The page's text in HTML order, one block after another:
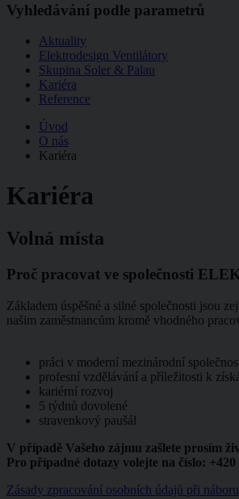
Vyhledávání podle parametrů
Aktuality
Elektrodesign Ventilátory
Skupina Soler & Palau
Kariéra
Reference
Úvod
O nás
Kariéra
Kariéra
Volná místa
Proč pracovat ve společnosti
Základem úspěšné a silné společnosti jsou
našim zaměstnancům kromě vhodného
práci v moderní mezinárodní
profesní vzdělávání a příležitosti k
kariérní rozvoj
5 týdnů dovolené
stravenkový paušál
V případě Vašeho zájmu zašlete prosím
Pro případné dotazy volejte na číslo: +420
Zásady zpracování osobních údajů při